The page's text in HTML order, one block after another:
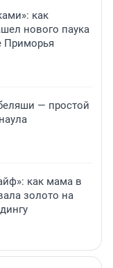
как
нового паука
Приморья
— простой
как мама в
золото на